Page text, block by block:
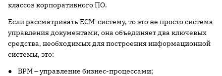
классов корпоративного ПО.
Если рассматривать ECM-систему, то это не просто система
управления документами, она объединяет два ключевых
средства, необходимых для построения информационной
системы, это:
● BPM – управление бизнес-процессами;